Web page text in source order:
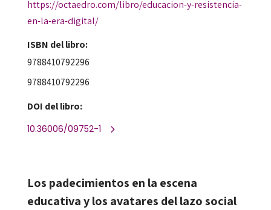
https://octaedro.com/libro/educacion-y-resistencia-
en-la-era-digital/
ISBN del libro:
9788410792296
9788410792296
DOI del libro:
10.36006/09752-1
Los padecimientos en la escena
educativa y los avatares del lazo social